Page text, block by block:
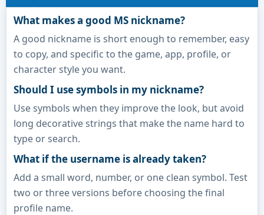
What makes a good MS nickname?
A good nickname is short enough to remember, easy
to copy, and specific to the game, app, profile, or
character style you want.
Should I use symbols in my nickname?
Use symbols when they improve the look, but avoid
long decorative strings that make the name hard to
type or search.
What if the username is already taken?
Add a small word, number, or one clean symbol. Test
two or three versions before choosing the final
profile name.